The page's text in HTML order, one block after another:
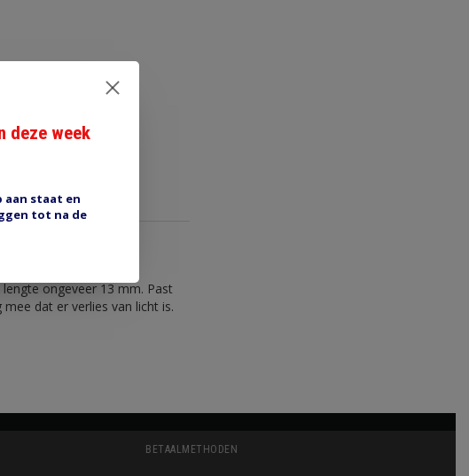
ongeveer 13 mm. Past
dat er verlies van licht is.
BETAALMETHODEN
deze week
aan staat en
tot na de